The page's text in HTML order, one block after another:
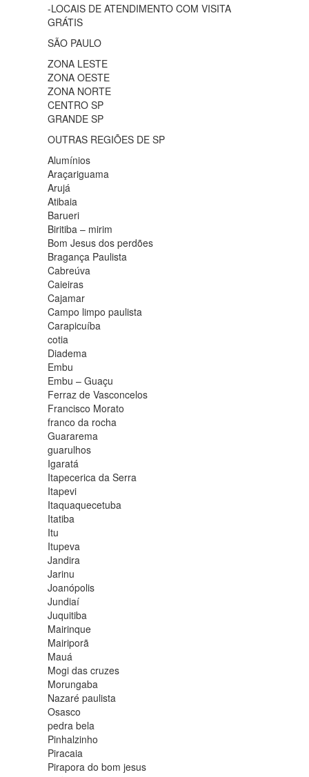
-LOCAIS DE ATENDIMENTO COM VISITA
GRÁTIS
SÃO PAULO
ZONA LESTE
ZONA OESTE
ZONA NORTE
CENTRO SP
GRANDE SP
OUTRAS REGIÕES DE SP
Alumínios
Araçariguama
Arujá
Atibaia
Barueri
Biritiba – mirim
Bom Jesus dos perdões
Bragança Paulista
Cabreúva
Caieiras
Cajamar
Campo limpo paulista
Carapicuíba
cotia
Diadema
Embu
Embu – Guaçu
Ferraz de Vasconcelos
Francisco Morato
franco da rocha
Guararema
guarulhos
Igaratá
Itapecerica da Serra
Itapevi
Itaquaquecetuba
Itatiba
Itu
Itupeva
Jandira
Jarinu
Joanópolis
Jundiaí
Juquitiba
Mairinque
Mairiporã
Mauá
Mogi das cruzes
Morungaba
Nazaré paulista
Osasco
pedra bela
Pinhalzinho
Piracaia
Pirapora do bom jesus